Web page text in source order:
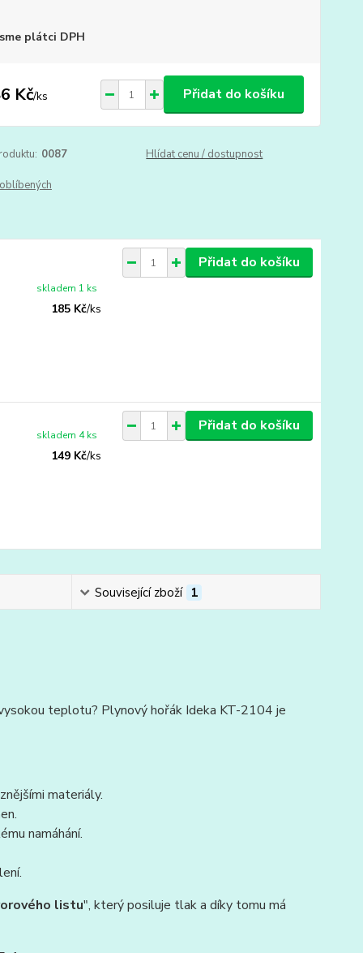
plátci DPH
Kč/ks Přidat do košíku
0087 Hlídat cenu / dostupnost
185 Kč/ks
skladem 1 ks
Přidat do košíku
149 Kč/ks
skladem 4 ks
Přidat do košíku
Související zboží 1
teplotu? Plynový hořák Ideka KT-2104 je
materiály.
namáhání.
listu", který posiluje tlak a díky tomu má